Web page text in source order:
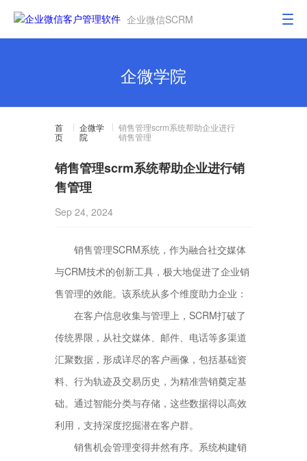
企业微信SCRM
企微学院
首
页
企微学
院
销售管理scrm系统帮助企业进行
销售管理
销售管理scrm系统帮助企业进行销
售管理
Sep 24, 2024
销售管理SCRM系统，作为融合社交媒体
与CRM技术的创新工具，极大地促进了企业销
售管理的效能。该系统从多个维度助力企业：
在客户信息收集与管理上，SCRM打破了
传统界限，从社交媒体、邮件、电话等多渠道
汇聚数据，形成详尽的客户画像，包括基础资
料、行为轨迹及交易历史，为精准营销奠定基
础。通过智能分类与存储，这些数据得以高效
利用，支持深度挖掘潜在客户群。
销售机会管理变得井然有序。系统构建销